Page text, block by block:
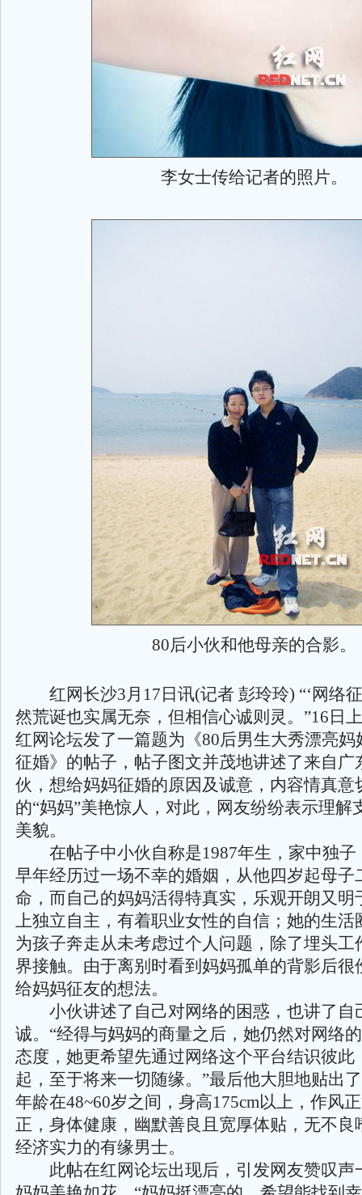
李女士传给记者的照片。
80后小伙和他母亲的合影。
红网长沙3月17日讯(记者 彭玲玲) “‘网络征
然荒诞也实属无奈，但相信心诚则灵。”16日
红网论坛发了一篇题为《80后男生大秀漂亮妈
征婚》的帖子，帖子图文并茂地讲述了来自广
伙，想给妈妈征婚的原因及诚意，内容情真意
的“妈妈”美艳惊人，对此，网友纷纷表示理解
美貌。
在帖子中小伙自称是1987年生，家中独子
早年经历过一场不幸的婚姻，从他四岁起母子
命，而自己的妈妈活得特真实，乐观开朗又明
上独立自主，有着职业女性的自信；她的生活
为孩子奔走从未考虑过个人问题，除了埋头工
界接触。由于离别时看到妈妈孤单的背影后很
给妈妈征友的想法。
小伙讲述了自己对网络的困惑，也讲了自
诚。“经得与妈妈的商量之后，她仍然对网络
态度，她更希望先通过网络这个平台结识彼此
起，至于将来一切随缘。”最后他大胆地贴出
年龄在48~60岁之间，身高175cm以上，作风
正，身体健康，幽默善良且宽厚体贴，无不良
经济实力的有缘男士。
此帖在红网论坛出现后，引发网友赞叹声